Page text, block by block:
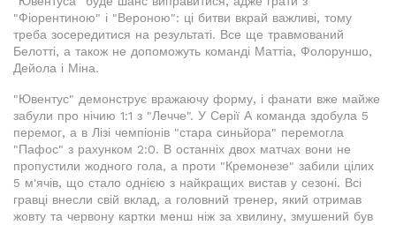
"Фіорентиною" і "Вероною": ці битви вкрай важливі, тому
треба зосередитися на результаті. Все ще травмований
Белотті, а також не допоможуть команді Маттіа, Фолоруншо,
Дейола і Міна.
"Ювентус" демонструє вражаючу форму, і фанати вже майже
забули про нічию 1:1 з "Лечче". У Серії А команда здобула 5
перемог, а в Лізі чемпіонів "стара синьйора" перемогла
"Пафос" з рахунком 2:0. В останніх двох матчах вони не
пропустили жодного гола, а проти "Кремонезе" забили цілих
5 м'ячів, що стало однією з найкращих вистав у сезоні. Всі
гравці внесли свій вклад, а головний тренер, який отримав
жовту та червону картки менш ніж за хвилину, змушений був